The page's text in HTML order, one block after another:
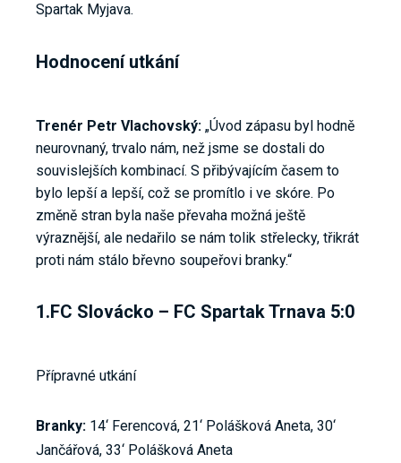
Spartak Myjava.
Hodnocení utkání
Trenér Petr Vlachovský: „Úvod zápasu byl hodně
neurovnaný, trvalo nám, než jsme se dostali do
souvislejších kombinací. S přibývajícím časem to
bylo lepší a lepší, což se promítlo i ve skóre. Po
změně stran byla naše převaha možná ještě
výraznější, ale nedařilo se nám tolik střelecky, třikrát
proti nám stálo břevno soupeřovi branky.“
1.FC Slovácko – FC Spartak Trnava 5:0
Přípravné utkání
Branky: 14‘ Ferencová, 21‘ Polášková Aneta, 30‘
Jančářová, 33‘ Polášková Aneta